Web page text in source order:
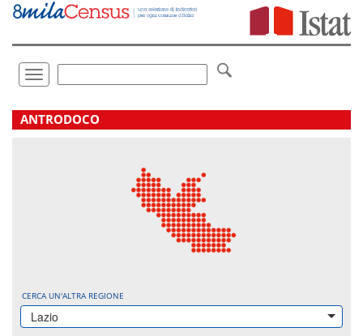
Vai
direttamente
Toggle
navigation
.
ANTRODOCO
CERCA UN'ALTRA REGIONE
Lazio